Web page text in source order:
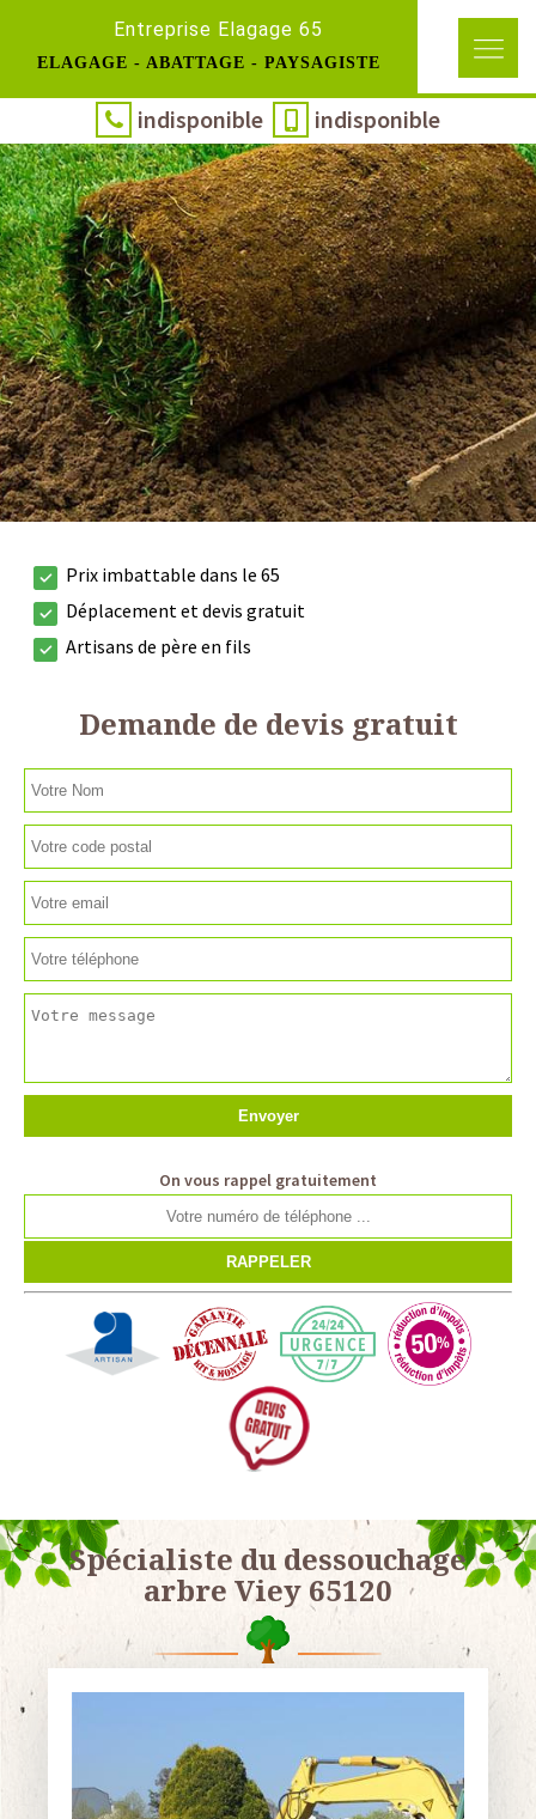
Entreprise Elagage 65
ELAGAGE - ABATTAGE - PAYSAGISTE
indisponible indisponible
Prix imbattable dans le 65
Déplacement et devis gratuit
Artisans de père en fils
Demande de devis gratuit
On vous rappel gratuitement
Spécialiste du dessouchage
arbre Viey 65120